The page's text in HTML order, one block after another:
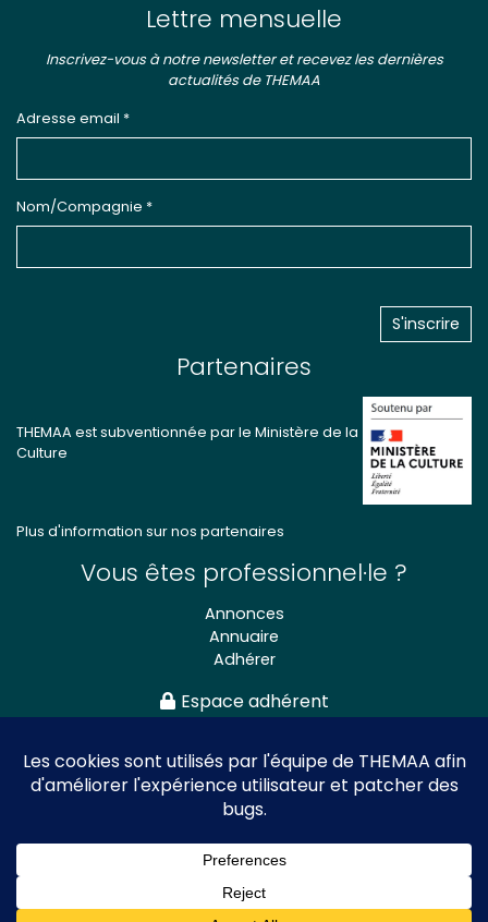
Lettre mensuelle
Inscrivez-vous à notre newsletter et recevez les dernières
actualités de THEMAA
Adresse email *
Nom/Compagnie *
Partenaires
THEMAA est subventionnée par le Ministère de la
Culture
Plus d'information sur nos partenaires
Vous êtes professionnel·le ?
Annonces
Annuaire
Adhérer
Espace adhérent
Association nationale
des Théâtres de Marionnettes
et Arts Associés